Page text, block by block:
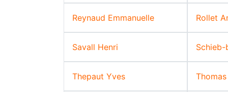
Reynaud Emmanuelle Rollet
Savall Henri
Thepaut Yves